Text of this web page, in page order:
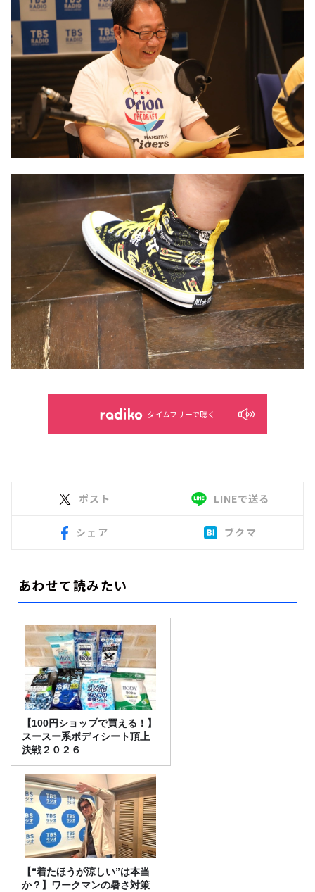
タイムフリーで聴く
ポスト LINEで送る
シェア ブクマ
あわせて読みたい
【100円ショップで買える！】
スースー系ボディシート頂上
決戦２０２６
【“着たほうが涼しい”は本当
か？】ワークマンの暑さ対策